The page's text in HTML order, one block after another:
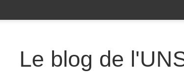
Le blog de